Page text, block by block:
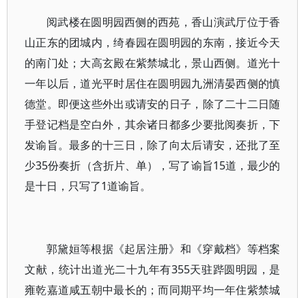
阅武楼在圆明园西侧的西苑，香山演武厅位于香
山正东的团城内，绮春园在圆明园的东南，接近今天
的南门处；大高玄殿在紫禁城北，景山西侧。道光十
一年以后，道光平时居住在圆明园九洲清晏西侧的慎
德堂。即便这些外出或请安的日子，除了二十二日随
手登记档是空白外，其余诸日都多少要批阅奏折，下
发谕旨。最多的十三日，除了向太后请安，还批了至
少35份奏折（含折片、单），写了谕旨15道，最少的
是十日，只写了1道谕旨。
郭黛姮等根据《起居注册》和《穿戴档》等档案
文献，统计出道光二十九年有355天驻跸圆明园，是
雍乾嘉道咸五朝中最长的；而同期平均一年住紫禁城